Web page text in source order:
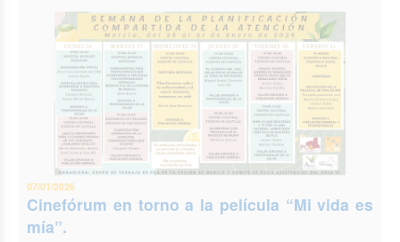
07/01/2026
Cinefórum en torno a la película “Mi vida es
mía”.